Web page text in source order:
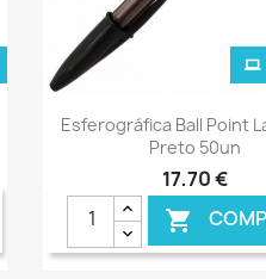
Ver+
Esferográfica Ball Point
Preto 50un
17,70 €
